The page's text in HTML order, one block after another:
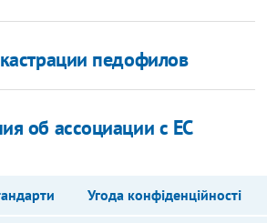
педофилов
об ассоциации с ЕС
Угода конфіденційності